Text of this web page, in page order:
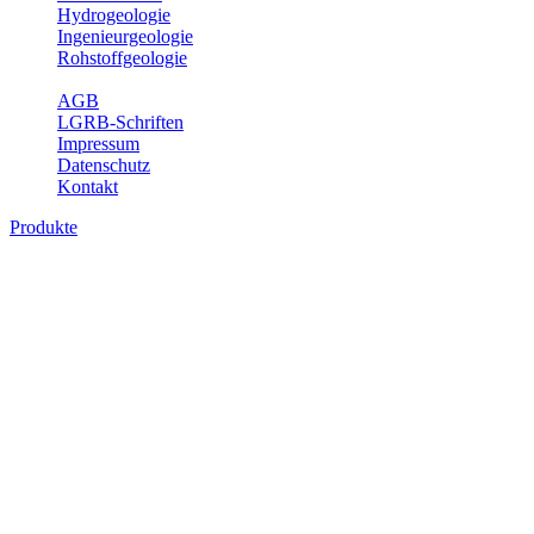
Hydrogeologie
Ingenieurgeologie
Rohstoffgeologie
AGB
LGRB-Schriften
Impressum
Datenschutz
Kontakt
Produkte